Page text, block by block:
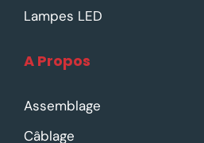
Lampes LED
A Propos
Assemblage
Câblage